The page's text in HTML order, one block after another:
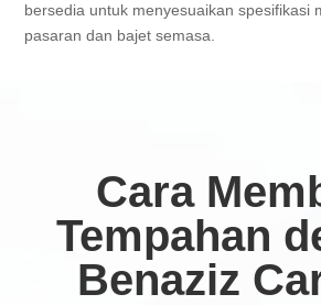
bersedia untuk menyesuaikan spesifikasi
pasaran dan bajet semasa.
Cara
Tempahan
Benaziz